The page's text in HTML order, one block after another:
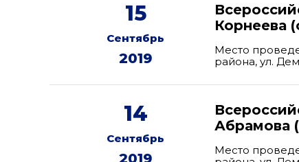
15
Сентябрь
2019
Корнеева
Место
района, ул.
14
Сентябрь
2019
Абрамова
Место